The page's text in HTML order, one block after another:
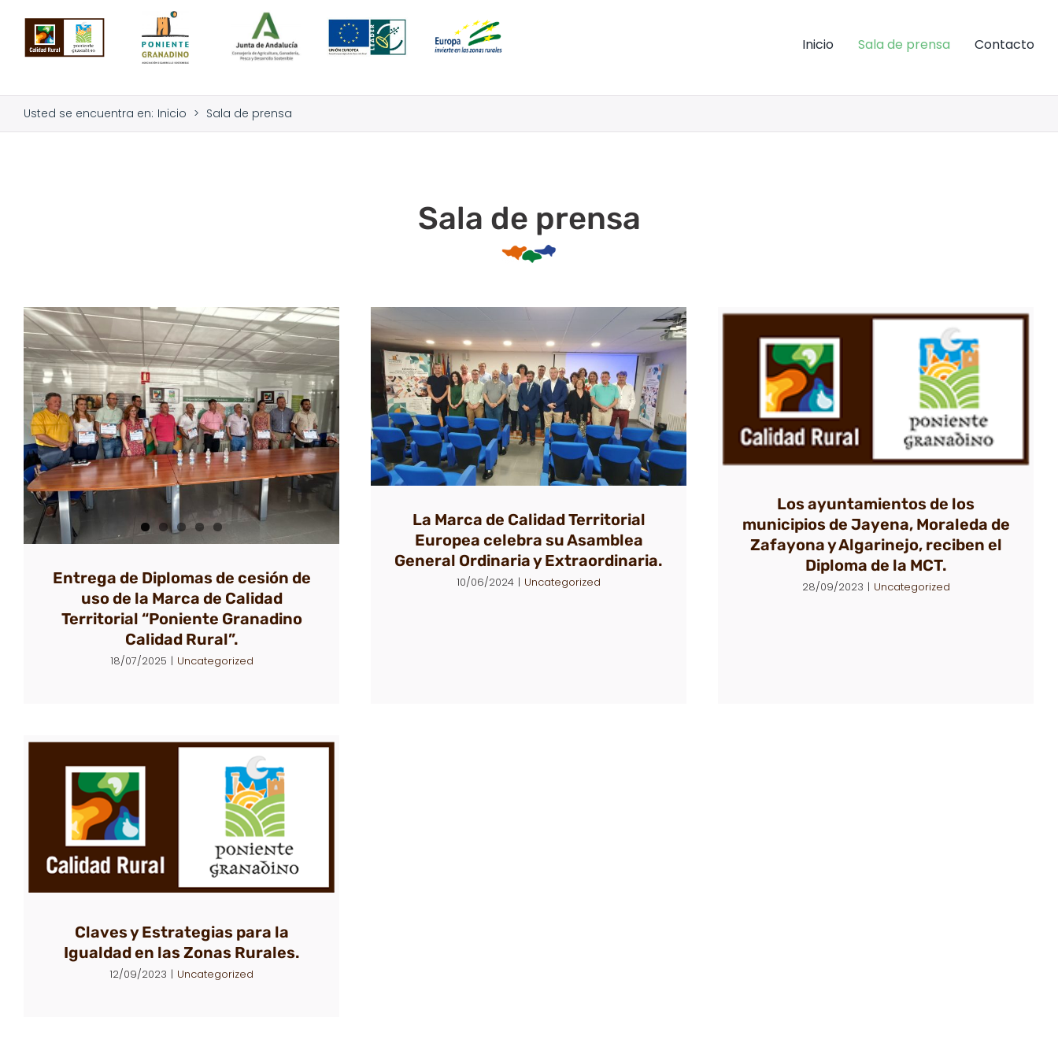
contenido
Inicio Sala de prensa Contacto
Usted se encuentra en: Inicio > Sala de prensa
Sala de prensa
Entrega de Diplomas de cesión de
uso de la Marca de Calidad
Territorial “Poniente Granadino
Calidad Rural”.
18/07/2025 | Uncategorized
La Marca de Calidad Territorial Europea
celebra su Asamblea General Ordinaria y
Extraordinaria.
Uncategorized
La Marca de Calidad Territorial
Europea celebra su Asamblea
General Ordinaria y Extraordinaria.
10/06/2024 | Uncategorized
Los ayuntamientos de los municipios de
Jayena, Moraleda de Zafayona y Algarinejo,
reciben el Diploma de la MCT.
Uncategorized
Los ayuntamientos de los
municipios de Jayena, Moraleda de
Zafayona y Algarinejo, reciben el
Diploma de la MCT.
28/09/2023 | Uncategorized
Claves y Estrategias para la
Igualdad en las Zonas Rurales.
12/09/2023 | Uncategorized